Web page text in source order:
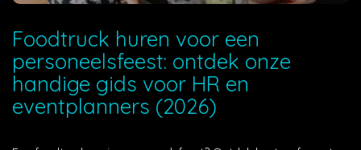
Foodtruck huren voor een
personeelsfeest: ontdek onze
handige gids voor HR en
eventplanners (2026)